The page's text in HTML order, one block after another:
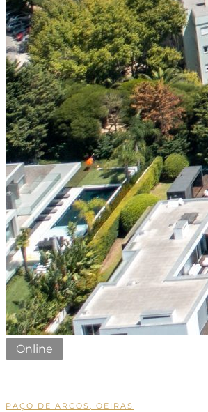
Online
PAÇO DE ARCOS, OEIRAS